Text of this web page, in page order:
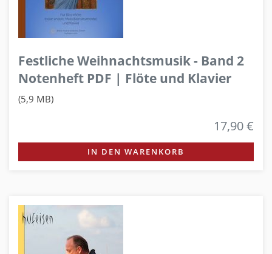
Festliche Weihnachtsmusik - Band 2
Notenheft PDF | Flöte und Klavier
(5,9 MB)
17,90 €
IN DEN WARENKORB